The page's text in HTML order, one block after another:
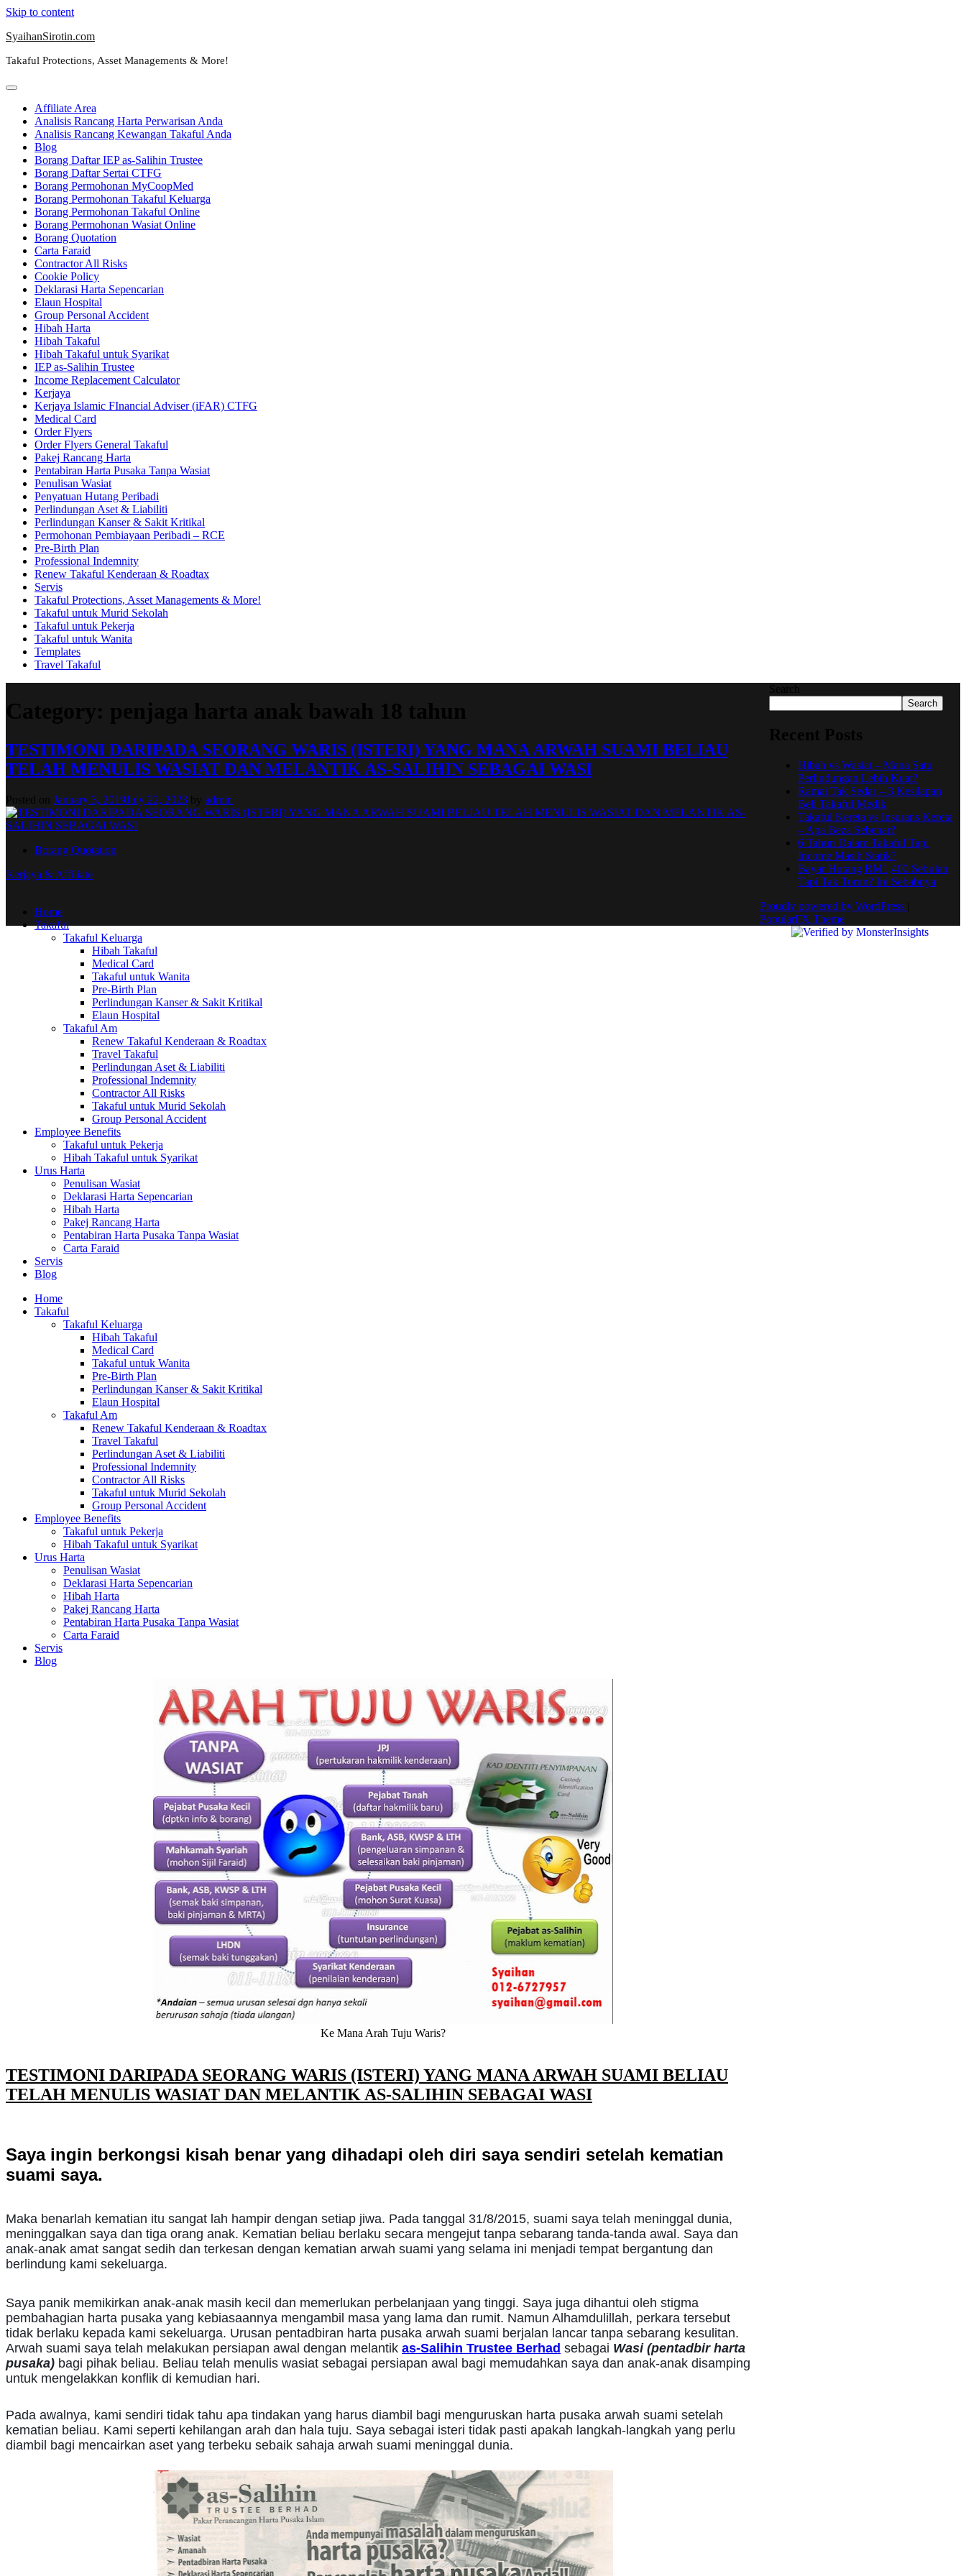
Skip to content
SyaihanSirotin.com
Takaful Protections, Asset Managements & More!
Affiliate Area
Analisis Rancang Harta Perwarisan Anda
Analisis Rancang Kewangan Takaful Anda
Blog
Borang Daftar IEP as-Salihin Trustee
Borang Daftar Sertai CTFG
Borang Permohonan MyCoopMed
Borang Permohonan Takaful Keluarga
Borang Permohonan Takaful Online
Borang Permohonan Wasiat Online
Borang Quotation
Carta Faraid
Contractor All Risks
Cookie Policy
Deklarasi Harta Sepencarian
Elaun Hospital
Group Personal Accident
Hibah Harta
Hibah Takaful
Hibah Takaful untuk Syarikat
IEP as-Salihin Trustee
Income Replacement Calculator
Kerjaya
Kerjaya Islamic FInancial Adviser (iFAR) CTFG
Medical Card
Order Flyers
Order Flyers General Takaful
Pakej Rancang Harta
Pentabiran Harta Pusaka Tanpa Wasiat
Penulisan Wasiat
Penyatuan Hutang Peribadi
Perlindungan Aset & Liabiliti
Perlindungan Kanser & Sakit Kritikal
Permohonan Pembiayaan Peribadi – RCE
Pre-Birth Plan
Professional Indemnity
Renew Takaful Kenderaan & Roadtax
Servis
Takaful Protections, Asset Managements & More!
Takaful untuk Murid Sekolah
Takaful untuk Pekerja
Takaful untuk Wanita
Templates
Travel Takaful
TESTIMONI DARIPADA SEORANG WARIS (ISTERI) YANG MANA ARWAH SUAMI BELIAU
TELAH MENULIS WASIAT DAN MELANTIK AS-SALIHIN SEBAGAI WASI
January 3, 2019July 22, 2023 admin
Borang Quotation
Kerjaya & Affiliate
Home
Takaful
Takaful Keluarga
Hibah Takaful
Medical Card
Takaful untuk Wanita
Pre-Birth Plan
Perlindungan Kanser & Sakit Kritikal
Elaun Hospital
Takaful Am
Renew Takaful Kenderaan & Roadtax
Travel Takaful
Perlindungan Aset & Liabiliti
Professional Indemnity
Contractor All Risks
Takaful untuk Murid Sekolah
Group Personal Accident
Employee Benefits
Takaful untuk Pekerja
Hibah Takaful untuk Syarikat
Urus Harta
Penulisan Wasiat
Deklarasi Harta Sepencarian
Hibah Harta
Pakej Rancang Harta
Pentabiran Harta Pusaka Tanpa Wasiat
Carta Faraid
Servis
Blog
Home
Takaful
Takaful Keluarga
Hibah Takaful
Medical Card
Takaful untuk Wanita
Pre-Birth Plan
Perlindungan Kanser & Sakit Kritikal
Elaun Hospital
Takaful Am
Renew Takaful Kenderaan & Roadtax
Travel Takaful
Perlindungan Aset & Liabiliti
Professional Indemnity
Contractor All Risks
Takaful untuk Murid Sekolah
Group Personal Accident
Employee Benefits
Takaful untuk Pekerja
Hibah Takaful untuk Syarikat
Urus Harta
Penulisan Wasiat
Deklarasi Harta Sepencarian
Hibah Harta
Pakej Rancang Harta
Pentabiran Harta Pusaka Tanpa Wasiat
Carta Faraid
Servis
Blog
Ke Mana Arah Tuju Waris?
TESTIMONI DARIPADA SEORANG WARIS (ISTERI) YANG MANA ARWAH SUAMI BELIAU
TELAH MENULIS WASIAT DAN MELANTIK AS-SALIHIN SEBAGAI WASI
Saya ingin berkongsi kisah benar yang dihadapi oleh diri saya sendiri setelah kematian
suami saya.
Maka benarlah kematian itu sangat lah hampir dengan setiap jiwa. Pada tanggal 31/8/2015, suami saya telah meninggal dunia,
meninggalkan saya dan tiga orang anak. Kematian beliau berlaku secara mengejut tanpa sebarang tanda-tanda awal. Saya dan
anak-anak amat sangat sedih dan terkesan dengan kematian arwah suami yang selama ini menjadi tempat bergantung dan
berlindung kami sekeluarga.
Saya panik memikirkan anak-anak masih kecil dan memerlukan perbelanjaan yang tinggi. Saya juga dihantui oleh stigma
pembahagian harta pusaka yang kebiasaannya mengambil masa yang lama dan rumit. Namun Alhamdulillah, perkara tersebut
tidak berlaku kepada kami sekeluarga. Urusan pentadbiran harta pusaka arwah suami berjalan lancar tanpa sebarang kesulitan.
Arwah suami saya telah melakukan persiapan awal dengan melantik as-Salihin Trustee Berhad sebagai Wasi (pentadbir harta
pusaka) bagi pihak beliau. Beliau telah menulis wasiat sebagai persiapan awal bagi memudahkan saya dan anak-anak disamping
untuk mengelakkan konflik di kemudian hari.
Pada awalnya, kami sendiri tidak tahu apa tindakan yang harus diambil bagi menguruskan harta pusaka arwah suami setelah
kematian beliau. Kami seperti kehilangan arah dan hala tuju. Saya sebagai isteri tidak pasti apakah langkah-langkah yang perlu
diambil bagi mencairkan aset yang terbeku sebaik sahaja arwah suami meninggal dunia.
Search
Hibah vs Wasiat – Mana Satu
Perlindungan Lebih Kuat?
Ramai Tak Sedar – 3 Kesilapan
Beli Takaful Medik
Takaful Kereta vs Insurans Kereta
– Apa Beza Sebenar?
6 Tahun Dalam Takaful Tapi
Income Masih Statik?
Bayar Hutang RM1,400 Sebulan
Tapi Tak Turun? Ini Sebabnya
Proudly powered by WordPress
PopularFX Theme